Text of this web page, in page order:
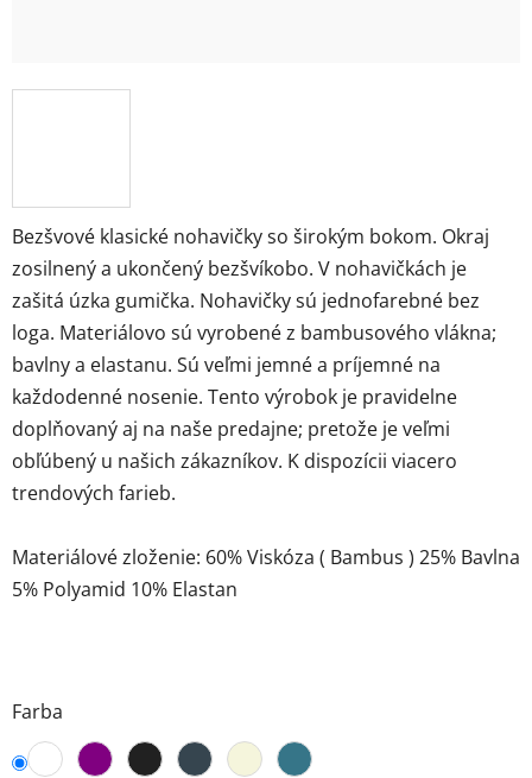
Bezšvové klasické nohavičky so širokým bokom. Okraj
zosilnený a ukončený bezšvíkobo. V nohavičkách je
zašitá úzka gumička. Nohavičky sú jednofarebné bez
loga. Materiálovo sú vyrobené z bambusového vlákna;
bavlny a elastanu. Sú veľmi jemné a príjemné na
každodenné nosenie. Tento výrobok je pravidelne
doplňovaný aj na naše predajne; pretože je veľmi
obľúbený u našich zákazníkov. K dispozícii viacero
trendových farieb.
Materiálové zloženie: 60% Viskóza ( Bambus ) 25% Bavlna
5% Polyamid 10% Elastan
Farba